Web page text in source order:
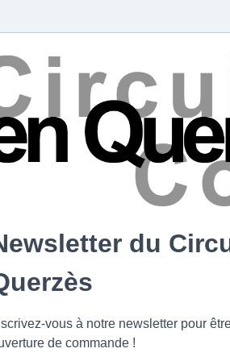
du
vous à notre newsletter pour
de commande !